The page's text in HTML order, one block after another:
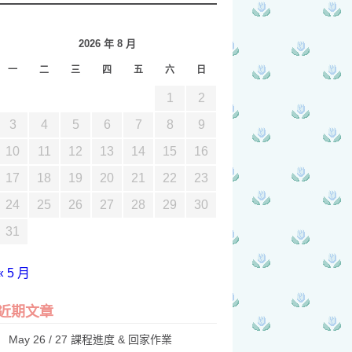
2026 年 8 月
一 二 三 四 五 六 日
1
2
3
4 5 6 7 8
9
10
11 12 13 14 15
16
17
18 19 20 21 22
23
24
25 26 27 28 29
30
31
5 月
期文章
May 26 / 27 課程進度 & 回家作業